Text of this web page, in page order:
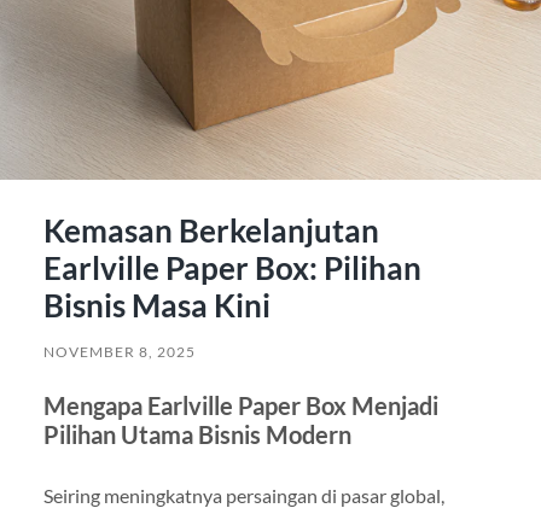
Kemasan Berkelanjutan
Earlville Paper Box: Pilihan
Bisnis Masa Kini
NOVEMBER 8, 2025
Mengapa Earlville Paper Box Menjadi
Pilihan Utama Bisnis Modern
Seiring meningkatnya persaingan di pasar global,